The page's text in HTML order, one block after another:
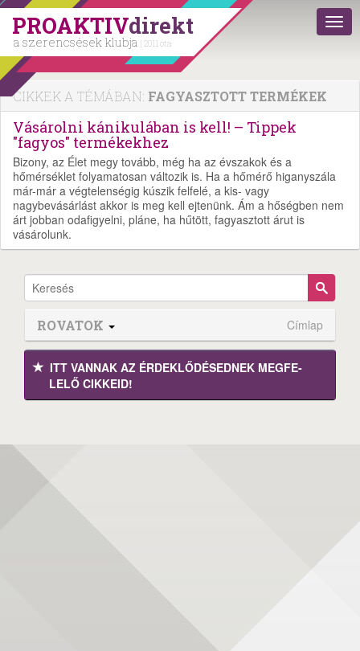
PROAKTIVdirekt
a szerencsések klubja | 2011 óta
CIKKEK A TÉMÁBAN: FAGYASZTOTT TERMÉKEK
Vásárolni kánikulában is kell! – Tippek
"fagyos" termékekhez
Bizony, az Élet megy tovább, még ha az évszakok és a
hőmérséklet folyamatosan változik is. Ha a hőmérő higanyszála
már-már a végtelenségig kúszik felfelé, a kis- vagy
nagybevásárlást akkor is meg kell ejtenünk. Ám a hőségben nem
árt jobban odafigyelni, pláne, ha hűtött, fagyasztott árut is
vásárolunk.
ROVATOK Címlap
ITT VANNAK AZ ÉRDEK­LŐDÉ­SEDNEK MEGFE­
LELŐ CIKKEID!